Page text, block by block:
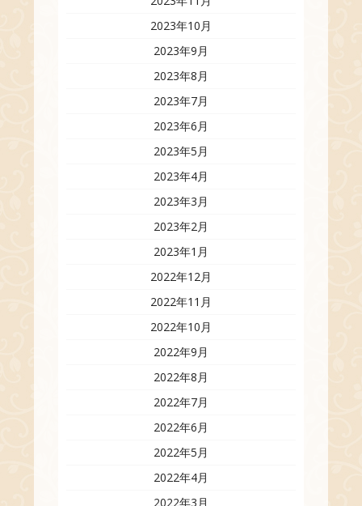
2023年10月
2023年9月
2023年8月
2023年7月
2023年6月
2023年5月
2023年4月
2023年3月
2023年2月
2023年1月
2022年12月
2022年11月
2022年10月
2022年9月
2022年8月
2022年7月
2022年6月
2022年5月
2022年4月
2022年3月